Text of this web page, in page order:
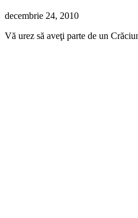
decembrie 24, 2010
Vă urez să aveţi parte de un